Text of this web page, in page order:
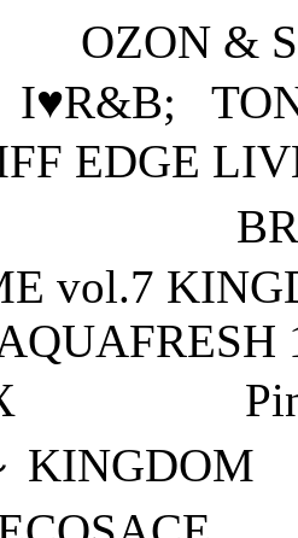
OZON &
I♥R &B;
EDGE
vol.7
KINGDOM